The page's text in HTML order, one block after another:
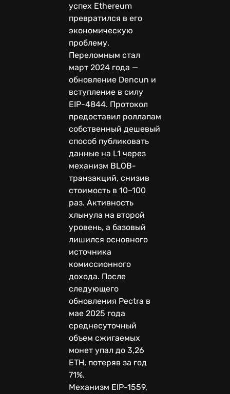
успех Ethereum
превратился в его
экономическую
проблему.
Переломным стал
март 2024 года —
обновление Dencun и
вступление в силу
EIP-4844. Протокол
предоставил роллапам
собственный дешевый
способ публиковать
данные на L1 через
механизм BLOB-
транзакций, снизив
стоимость в 10–100
раз. Активность
хлынула на второй
уровень, а базовый
лишился основного
источника
комиссионного
дохода. После
следующего
обновления Pectra в
мае 2025 года
среднесуточный
объем сжигаемых
монет упал до 3,26
ETH, потеряв за год
71%.
Механизм EIP-1559,